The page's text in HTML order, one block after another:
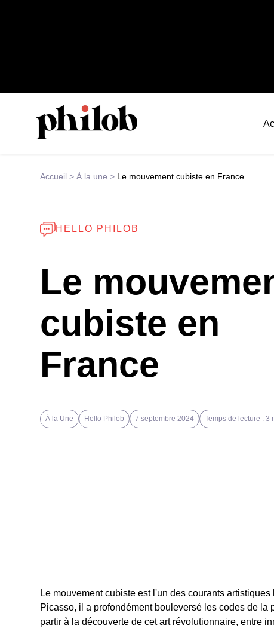
Accueil >À la une > Le mouvement cubiste en France
HELLO PHILOB
Le
cubiste en
France
À la Une Hello Philob 7 septembre 2024 Temps de lecture : 3
Le mouvement cubiste est l'un des courants
Picasso, il a profondément bouleversé les codes de
partir à la découverte de cet art révolutionnaire, entre